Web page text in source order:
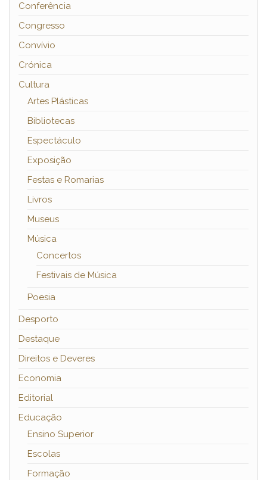
Conferência
Congresso
Convívio
Crónica
Cultura
Artes Plásticas
Bibliotecas
Espectáculo
Exposição
Festas e Romarias
Livros
Museus
Música
Concertos
Festivais de Música
Poesia
Desporto
Destaque
Direitos e Deveres
Economia
Editorial
Educação
Ensino Superior
Escolas
Formação